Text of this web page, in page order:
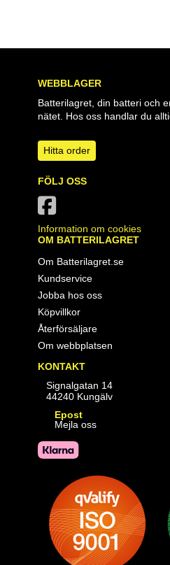
WEBBLAGER
Batterilagret, din batteri och
nätet. Hos oss handlar du
Hitta order
FÖLJ OSS
Information om cookies
OM BATTERILAGRET
Om Batterilagret.se
Kundservice
Jobba hos oss
Köpvillkor
Återförsäljare
Om webbplatsen
KONTAKT
Signalgatan 14
44240 Kungälv
Epost
Mejla oss